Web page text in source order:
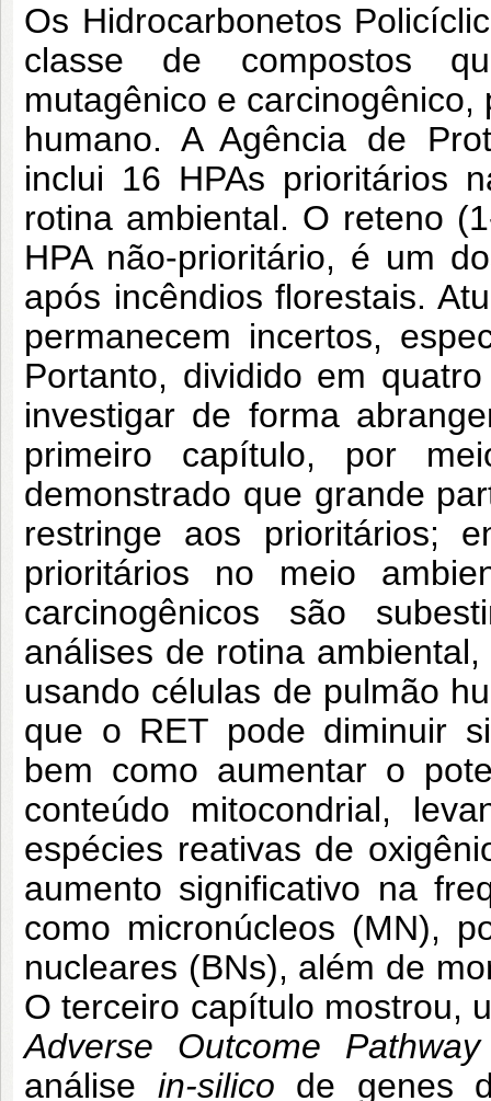
Os Hidrocarbonetos
classe de compostos
mutagênico e
humano. A Agência de
inclui 16 HPAs prioritários
rotina ambiental. O reteno
HPA não-prioritário, é um
após incêndios florestais.
permanecem incertos,
Portanto, dividido em
investigar de forma
primeiro capítulo, por
demonstrado que grande
restringe aos prioritários;
prioritários no meio
carcinogênicos são
análises de rotina
usando células de pulmão
que o RET pode diminuir
bem como aumentar o
conteúdo mitocondrial,
espécies reativas de
aumento significativo na
como micronúcleos (MN),
nucleares (BNs), além de
O terceiro capítulo mostrou,
Adverse Outcome
análise in-silico de genes